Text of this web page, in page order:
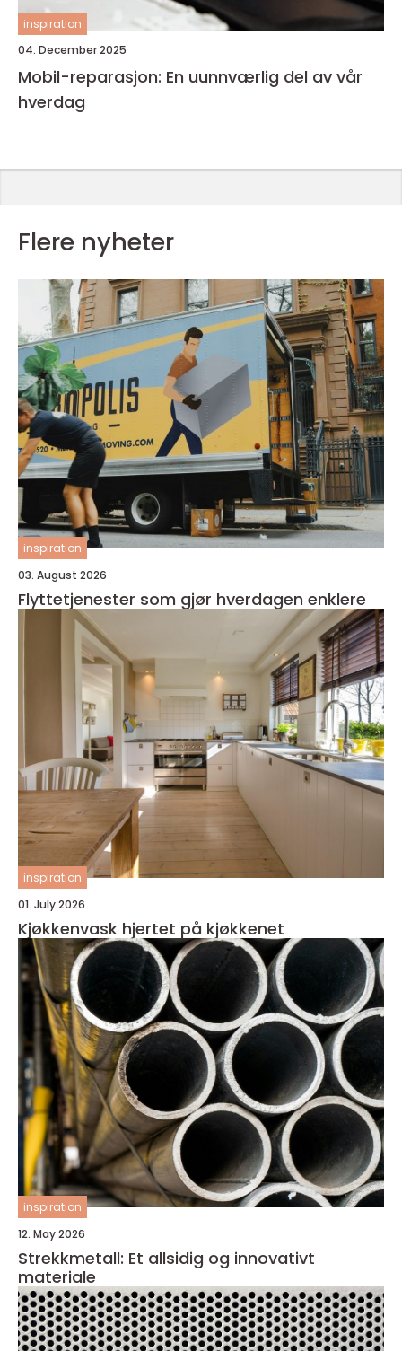
inspiration
04. December 2025
Mobil-reparasjon: En uunnværlig del av vår
hverdag
Flere nyheter
inspiration
03. August 2026
Flyttetjenester som gjør hverdagen enklere
inspiration
01. July 2026
Kjøkkenvask hjertet på kjøkkenet
inspiration
12. May 2026
Strekkmetall: Et allsidig og innovativt
materiale